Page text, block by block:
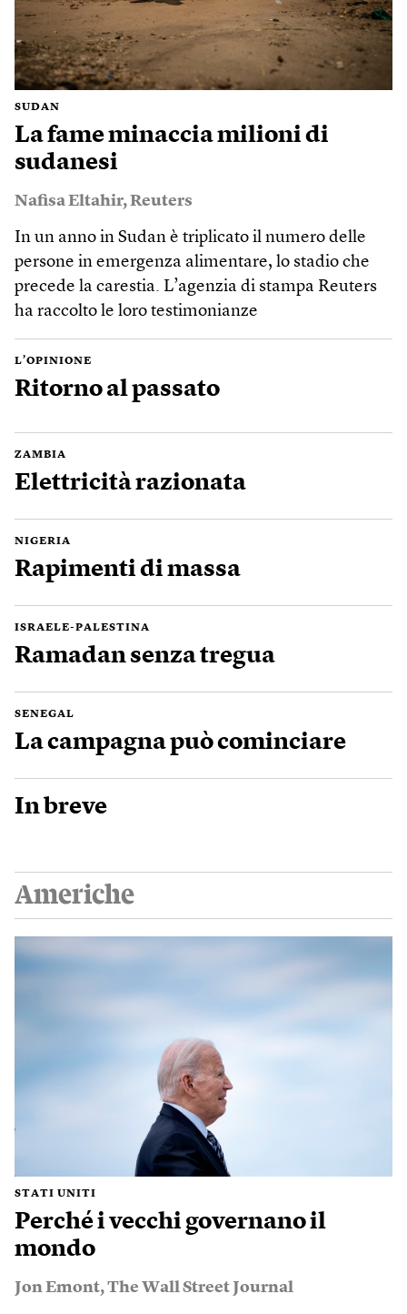
SUDAN
La fame minaccia milioni di
sudanesi
Nafisa Eltahir,Reuters
In un anno in Sudan è triplicato il numero delle
persone in emergenza alimentare, lo stadio che
precede la carestia. L’agenzia di stampa Reuters
ha raccolto le loro testimonianze
L’OPINIONE
Ritorno al passato
ZAMBIA
Elettricità razionata
NIGERIA
Rapimenti di massa
ISRAELE-PALESTINA
Ramadan senza tregua
SENEGAL
La campagna può cominciare
In breve
Americhe
STATI UNITI
Perché i vecchi governano il
mondo
Jon Emont,The Wall Street Journal